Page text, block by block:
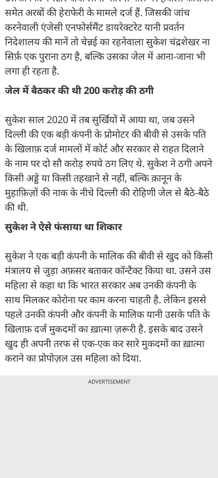
समेत अरबों की हेराफेरी के मामले दर्ज हैं. जिसकी जांच
करनेवाली एंजेसी एनफोर्समैंट डायरेक्टरेट यानी प्रवर्तन
निदेशालय की मानें तो चेन्नई का रहनेवाला सुकेश चंद्रशेखर ना
सिर्फ़ एक पुराना ठग है, बल्कि उसका जेल में आना-जाना भी
लगा ही रहता है.
जेल में बैठकर की थी 200 करोड़ की ठगी
सुकेश साल 2020 में तब सुर्खियों में आया था, जब उसने
दिल्ली की एक बड़ी कंपनी के प्रोमोटर की बीवी से उसके पति
के खिलाफ़ दर्ज मामलों में कोर्ट और सरकार से राहत दिलाने
के नाम पर दो सौ करोड़ रुपये ठग लिए थे. सुकेश ने ठगी अपने
किसी अड्डे या किसी तहखाने से नहीं, बल्कि क़ानून के
मुहाफ़िज़ों की नाक के नीचे दिल्ली की रोहिणी जेल से बैठे-बैठे
की थी.
सुकेश ने ऐसे फंसाया था शिकार
सुकेश ने एक बड़ी कंपनी के मालिक की बीवी से खुद को किसी
मंत्रालय से जुड़ा अफ़सर बताकर कॉन्टैक्ट किया था. उसने उस
महिला से कहा था कि भारत सरकार अब उनकी कंपनी के
साथ मिलकर कोरोना पर काम करना चाहती है. लेकिन इससे
पहले उनकी कंपनी और कंपनी के मालिक यानी उसके पति के
खिलाफ़ दर्ज मुकदमों का ख़ात्मा ज़रूरी है. इसके बाद उसने
खुद ही अपनी तरफ से एक-एक कर सारे मुकदमों का ख़ात्मा
कराने का प्रोपोज़ल उस महिला को दिया.
ADVERTISEMENT